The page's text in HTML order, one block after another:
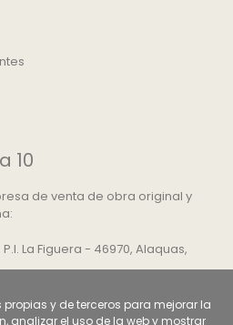
10
de venta de obra original y
La Figuera - 46970, Alaquas,
propias y de terceros para mejorar la
analizar el uso de la web y mostrar